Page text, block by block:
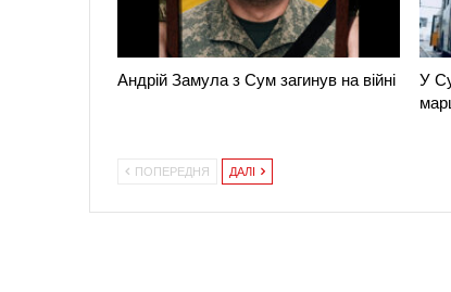
Андрій Замула з Сум загинув на війні
У
ПОПЕРЕДНЯ ДАЛІ